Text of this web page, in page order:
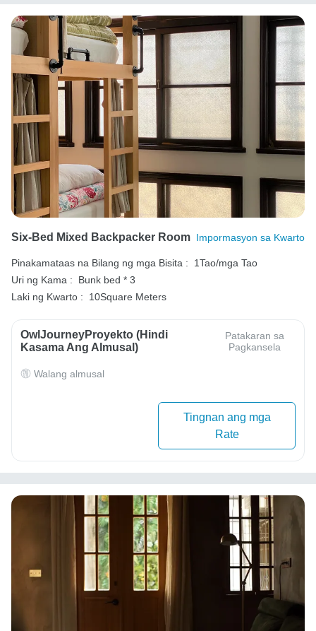
Six-Bed Mixed Backpacker Room Impormasyon sa Kwarto
Pinakamataas na Bilang ng mga Bisita :
1Tao/mga Tao
Uri ng Kama :
Bunk bed * 3
Laki ng Kwarto :
10Square Meters
OwlJourneyProyekto (Hindi
Kasama Ang Almusal)
Patakaran sa
Pagkansela
Walang almusal
Tingnan ang mga
Rate